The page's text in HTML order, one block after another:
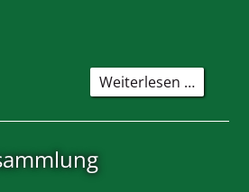
Weiterlesen …Die
beim